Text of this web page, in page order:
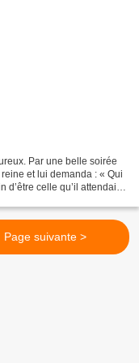
Par une belle soirée
et lui demanda : « Qui
celle qu’il attendait
Page suivante >